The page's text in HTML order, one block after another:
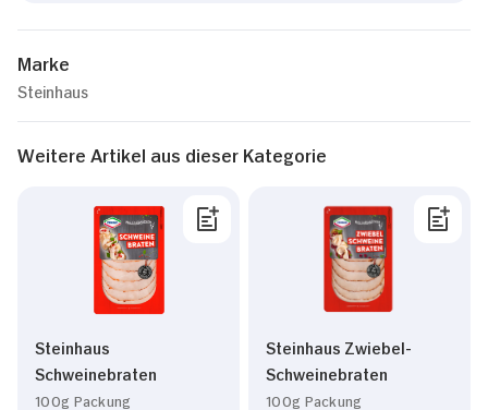
Marke
Steinhaus
Weitere Artikel aus dieser Kategorie
Steinhaus
Schweinebraten
100g Packung
Steinhaus Zwiebel-
Schweinebraten
100g Packung